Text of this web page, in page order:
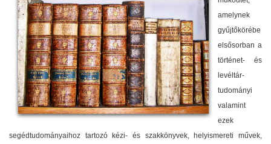
amelynek
gyűjtőkörébe
elsősorban a
történet- és
levéltár-
tudományi
valamint
ezek
segédtudományaihoz tartozó kézi- és szakkönyvek, helyismereti művek,